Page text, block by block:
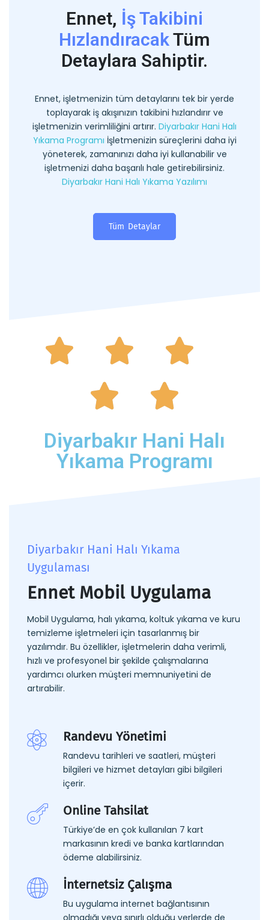
Ennet, İş Takibini
HızlandıracakTüm
Detaylara Sahiptir.
Ennet, işletmenizin tüm detaylarını tek bir yerde
toplayarak iş akışınızın takibini hızlandırır ve
işletmenizin verimliliğini artırır. Diyarbakır Hani Halı
Yıkama Programı İşletmenizin süreçlerini daha iyi
yöneterek, zamanınızı daha iyi kullanabilir ve
işletmenizi daha başarılı hale getirebilirsiniz.
Diyarbakır Hani Halı Yıkama Yazılımı
Tüm Detaylar
 



Diyarbakır Hani Halı
Yıkama Programı
Diyarbakır Hani Halı Yıkama
Uygulaması
Ennet Mobil Uygulama
Mobil Uygulama, halı yıkama, koltuk yıkama ve kuru
temizleme işletmeleri için tasarlanmış bir
yazılımdır. Bu özellikler, işletmelerin daha verimli,
hızlı ve profesyonel bir şekilde çalışmalarına
yardımcı olurken müşteri memnuniyetini de
artırabilir.
Randevu Yönetimi
Randevu tarihleri ve saatleri, müşteri
bilgileri ve hizmet detayları gibi bilgileri
içerir.
Online Tahsilat
Türkiye’de en çok kullanılan 7 kart
markasının kredi ve banka kartlarından
ödeme alabilirsiniz.
İnternetsiz Çalışma
Bu uygulama internet bağlantısının